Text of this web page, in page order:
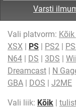
Varsti
Vali platvorm:
XSX | PS | PS2 |
N64 | DS | 3DS | Wii
Dreamcast | N
GBA | DOS | J2ME
Vali liik: Kõik |